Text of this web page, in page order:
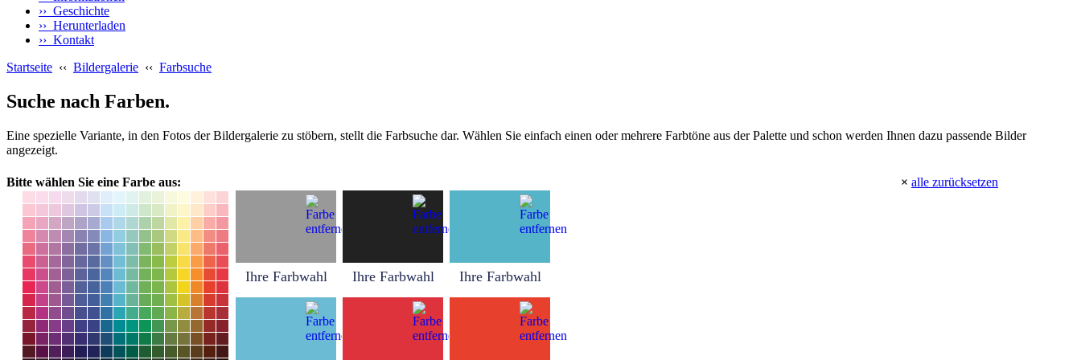
›› Geschichte
›› Herunterladen
›› Kontakt
Startseite ‹‹ Bildergalerie ‹‹ Farbsuche
Suche nach Farben.
Eine spezielle Variante, in den Fotos der Bildergalerie zu stöbern, stellt die Farbsuche dar. Wählen Sie einfach einen oder mehrere Farbtöne aus der Palette und schon werden Ihnen dazu passende Bilder
angezeigt.
× alle zurücksetzen
Bitte wählen Sie eine Farbe aus:
Ihre Farbwahl Ihre Farbwahl Ihre Farbwahl